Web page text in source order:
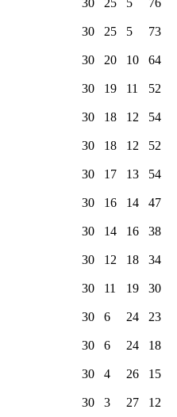
30 25 5 76
30 25 5 73
30 20 10 64
30 19 11 52
30 18 12 54
30 18 12 52
30 17 13 54
30 16 14 47
30 14 16 38
30 12 18 34
30 11 19 30
30 6 24 23
30 6 24 18
30 4 26 15
30 3 27 12